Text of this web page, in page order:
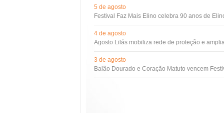
5 de agosto
Festival Faz Mais Elino celebra 90 anos de
4 de agosto
Agosto Lilás mobiliza rede de proteção e
3 de agosto
Balão Dourado e Coração Matuto vencem